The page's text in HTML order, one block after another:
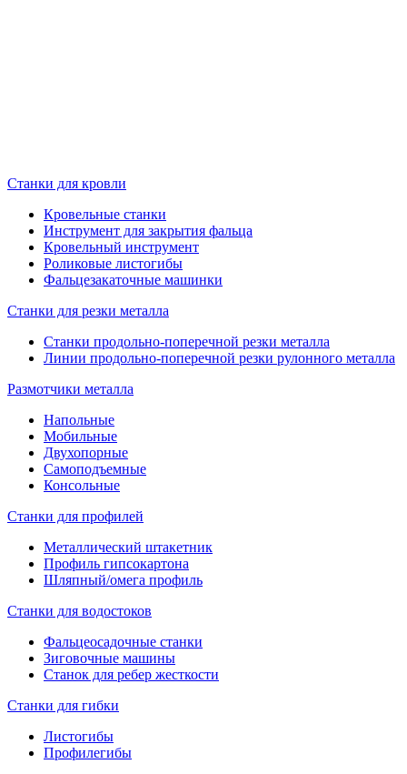
Станки для кровли
Кровельные станки
Инструмент для закрытия фальца
Кровельный инструмент
Роликовые листогибы
Фальцезакаточные машинки
Станки для резки металла
Станки продольно-поперечной резки металла
Линии продольно-поперечной резки рулонного металла
Размотчики металла
Напольные
Мобильные
Двухопорные
Самоподъемные
Консольные
Станки для профилей
Металлический штакетник
Профиль гипсокартона
Шляпный/омега профиль
Станки для водостоков
Фальцеосадочные станки
Зиговочные машины
Станок для ребер жесткости
Станки для гибки
Листогибы
Профилегибы